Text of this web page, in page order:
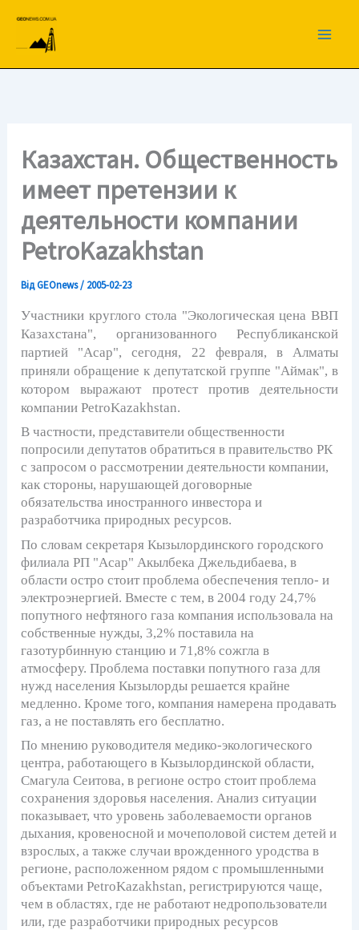
вмісту
Казахстан. Общественность
имеет претензии к
деятельности компании
PetroKazakhstan
ВідGEOnews/ 2005-02-23
Участники круглого стола "Экологическая цена ВВП
Казахстана", организованного Республиканской
партией "Асар", сегодня, 22 февраля, в Алматы
приняли обращение к депутатской группе "Аймак", в
котором выражают протест против деятельности
компании PetroKazakhstan.
В частности, представители общественности
попросили депутатов обратиться в правительство РК
с запросом о рассмотрении деятельности компании,
как стороны, нарушающей договорные
обязательства иностранного инвестора и
разработчика природных ресурсов.
По словам секретаря Кызылординского городского
филиала РП "Асар" Акылбека Джельдибаева, в
области остро стоит проблема обеспечения тепло- и
электроэнергией. Вместе с тем, в 2004 году 24,7%
попутного нефтяного газа компания использовала на
собственные нужды, 3,2% поставила на
газотурбинную станцию и 71,8% сожгла в
атмосферу. Проблема поставки попутного газа для
нужд населения Кызылорды решается крайне
медленно. Кроме того, компания намерена продавать
газ, а не поставлять его бесплатно.
По мнению руководителя медико-экологического
центра, работающего в Кызылординской области,
Смагула Сеитова, в регионе остро стоит проблема
сохранения здоровья населения. Анализ ситуации
показывает, что уровень заболеваемости органов
дыхания, кровеносной и мочеполовой систем детей и
взрослых, а также случаи врожденного уродства в
регионе, расположенном рядом с промышленными
объектами PetroKazakhstan, регистрируются чаще,
чем в областях, где не работают недропользователи
или, где разработчики природных ресурсов